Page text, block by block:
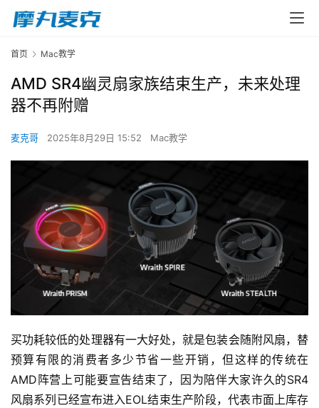
首页 Mac教学
AMD SR4幽灵扇家族结束生产，未来处理
器不再附赠
麦克哥 2025年8月29日 15:52 Mac教学
买功耗较低的处理器有一大好处，就是包装会随附风扇，替
预算有限的消费者多少节省一些开销，但这样的传统在
AMD阵营上可能要宣告结束了，因为陪伴大家许久的SR4
风扇系列已经宣布进入EOL结束生产阶段，代表市面上库存